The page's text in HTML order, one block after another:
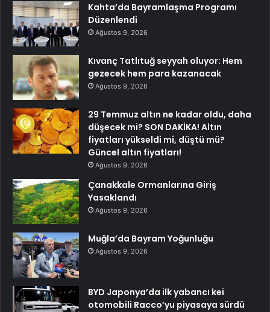
Kahta’da Bayramlaşma Programı
Düzenlendi
Ağustos 9, 2026
Kıvanç Tatlıtuğ seyyah oluyor: Hem
gezecek hem para kazanacak
Ağustos 9, 2026
29 Temmuz altın ne kadar oldu, daha
düşecek mi? SON DAKİKA! Altın
fiyatları yükseldi mi, düştü mü?
Güncel altın fiyatları!
Ağustos 9, 2026
Çanakkale Ormanlarına Giriş
Yasaklandı
Ağustos 9, 2026
Muğla’da Bayram Yoğunluğu
Ağustos 9, 2026
BYD Japonya’da ilk yabancı kei
otomobili Racco’yu piyasaya sürdü